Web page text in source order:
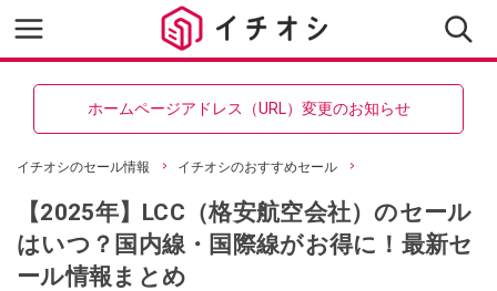
ホームページアドレス（URL）変更のお知らせ
イチオシのセール情報 イチオシのおすすめセール
【2025年】LCC（格安航空会社）のセール
はいつ？国内線・国際線がお得に！最新セ
ール情報まとめ